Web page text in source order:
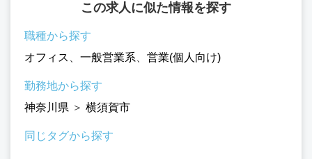
この求人に似た情報を探す
職種から探す
オフィス 、 一般営業系、 営業(個人向け)
勤務地から探す
神奈川県 ＞ 横須賀市
同じタグから探す